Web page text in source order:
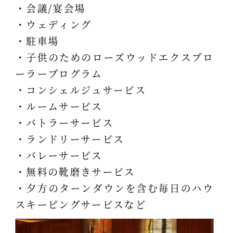
・会議/宴会場
・ウェディング
・駐車場
・子供のためのローズウッドエクスプロ
ーラープログラム
・コンシェルジュサービス
・ルームサービス
・バトラーサービス
・ランドリーサービス
・バレーサービス
・無料の靴磨きサービス
・夕方のターンダウンを含む毎日のハウ
スキーピングサービスなど